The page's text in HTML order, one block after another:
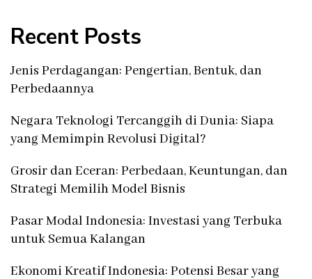
Recent Posts
Jenis Perdagangan: Pengertian, Bentuk, dan
Perbedaannya
Negara Teknologi Tercanggih di Dunia: Siapa
yang Memimpin Revolusi Digital?
Grosir dan Eceran: Perbedaan, Keuntungan, dan
Strategi Memilih Model Bisnis
Pasar Modal Indonesia: Investasi yang Terbuka
untuk Semua Kalangan
Ekonomi Kreatif Indonesia: Potensi Besar yang